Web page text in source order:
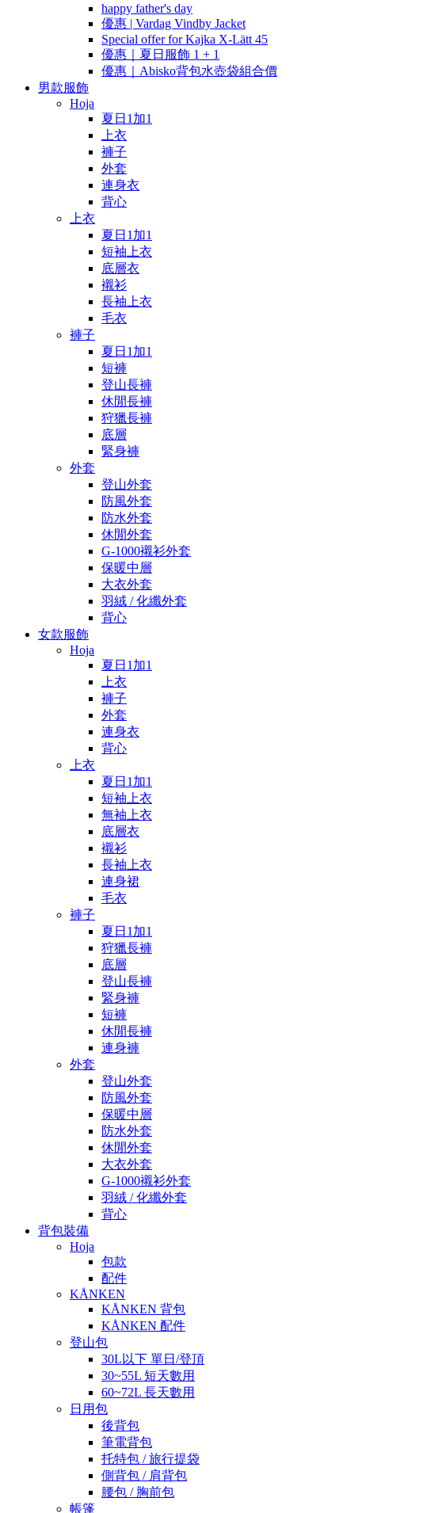
happy father's day
優惠 | Vardag Vindby Jacket
Special offer for Kajka X-Lätt 45
優惠｜夏日服飾 1 + 1
優惠｜Abisko背包水壺袋組合價
男款服飾
Hoja
夏日1加1
上衣
褲子
外套
連身衣
背心
上衣
夏日1加1
短袖上衣
底層衣
襯衫
長袖上衣
毛衣
褲子
夏日1加1
短褲
登山長褲
休閒長褲
狩獵長褲
底層
緊身褲
外套
登山外套
防風外套
防水外套
休閒外套
G-1000襯衫外套
保暖中層
大衣外套
羽絨 / 化纖外套
背心
女款服飾
Hoja
夏日1加1
上衣
褲子
外套
連身衣
背心
上衣
夏日1加1
短袖上衣
無袖上衣
底層衣
襯衫
長袖上衣
連身裙
毛衣
褲子
夏日1加1
狩獵長褲
底層
登山長褲
緊身褲
短褲
休閒長褲
連身褲
外套
登山外套
防風外套
保暖中層
防水外套
休閒外套
大衣外套
G-1000襯衫外套
羽絨 / 化纖外套
背心
背包裝備
Hoja
包款
配件
KÅNKEN
KÅNKEN 背包
KÅNKEN 配件
登山包
30L以下 單日/登頂
30~55L 短天數用
60~72L 長天數用
日用包
後背包
筆電背包
托特包 / 旅行提袋
側背包 / 肩背包
腰包 / 胸前包
帳篷